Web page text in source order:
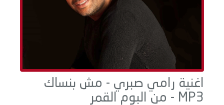
اغنية رامي صبري - مش بنساك
MP3 - من البوم القمر